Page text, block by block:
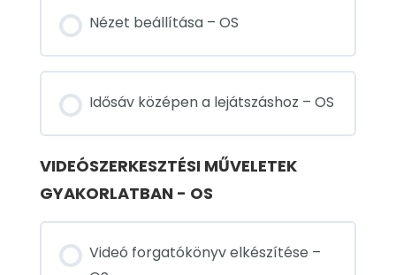
Nézet beállítása – OS
Idősáv középen a lejátszáshoz – OS
VIDEÓSZERKESZTÉSI MŰVELETEK
GYAKORLATBAN - OS
Videó forgatókönyv elkészítése –